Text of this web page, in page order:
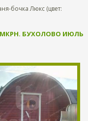
бочка Люкс (цвет:
БУХОЛОВО ИЮЛЬ